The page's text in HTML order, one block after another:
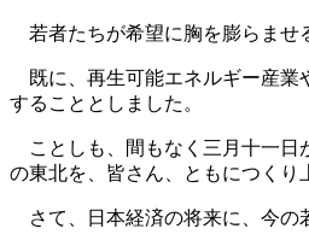
若者たちが希望に胸を膨らませ
既に、再生可能エネルギー産業
することとしました。
ことしも、間もなく三月十一日
の東北を、皆さん、ともにつくり
さて、日本経済の将来に、今の